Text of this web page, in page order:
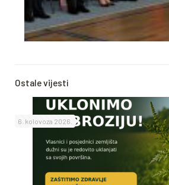
Ostale vijesti
6. kolovoza 2026.